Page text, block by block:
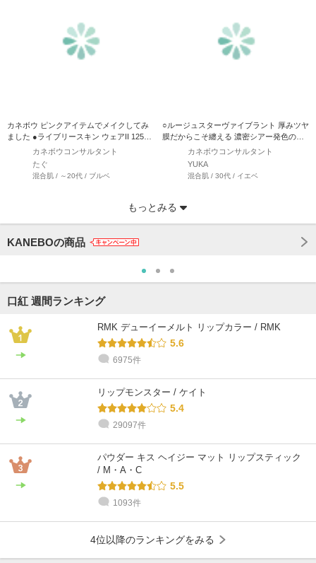
カネボウ ピンクアイテムでメイクしてみ
ました ●ライブリースキン ウェアII 125
カネボウコンサルタント
たぐ
混合肌 / ～20代 / ブルベ
○ルージュスターヴァイブラント 厚みツヤ
膜だからこそ纏える 濃密シアー発色の大
胆なボールドカラー…
カネボウコンサルタント
YUKA
混合肌 / 30代 / イエベ
matsukawa
Matsui
𝐘𝐮𝐦𝐞
もっとみる
KANEBOの商品
口紅 週間ランキング
RMK デューイーメルト リップカラー / RMK
5.6
6975件
リップモンスター / ケイト
5.4
29097件
パウダー キス ヘイジー マット リップスティック
/ M・A・C
5.5
1093件
4位以降のランキングをみる